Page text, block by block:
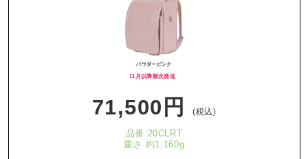
パウダーピンク
11月以降順次発送
71,500円 (税込)
品番 20CLRT
重さ 約1,160g